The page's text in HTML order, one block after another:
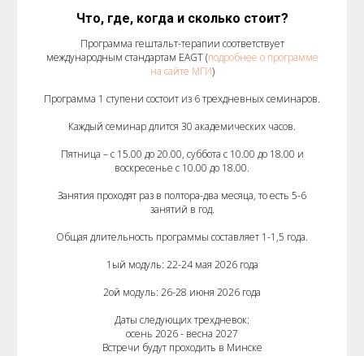
Что, где, когда и сколько стоит?
Программа гештальт-терапии соответствует
международным стандартам EAGT (подробнее о программе
на сайте МГИ)
Программа 1 ступени состоит из 6 трехдневных семинаров.
Каждый семинар длится 30 академических часов.
Пятница – с 15.00 до 20.00, суббота с 10.00 до 18.00 и
воскресенье с 10.00 до 18.00.
Занятия проходят раз в полтора-два месяца, то есть 5-6
занятий в год.
Общая длительность программы составляет 1-1,5 года.
1ый модуль: 22-24 мая 2026 года
2ой модуль: 26-28 июня 2026 года
Даты следующих трехдневок:
осень 2026 - весна 2027
Встречи будут проходить в Минске